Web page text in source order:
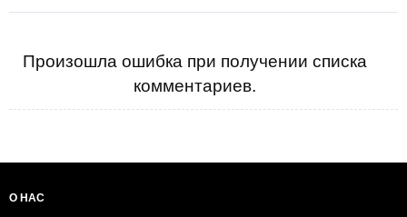
Произошла ошибка при получении списка
комментариев.
О НАС